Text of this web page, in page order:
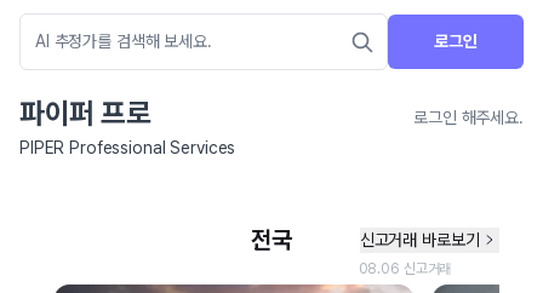
로그인
파이퍼 프로
로그인 해주세요.
PIPER Professional Services